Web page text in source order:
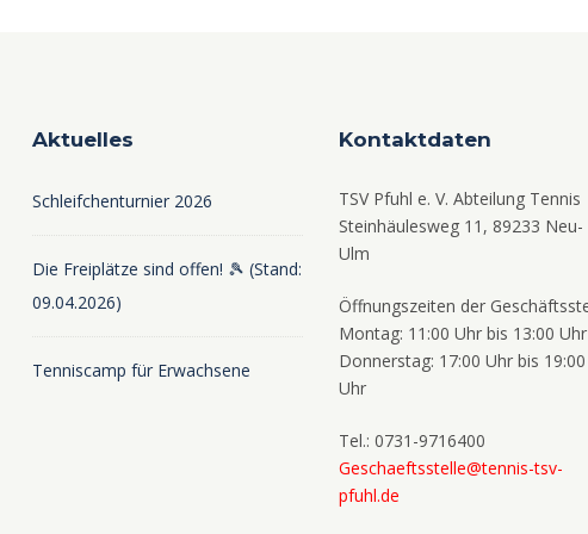
Aktuelles
Schleifchenturnier 2026
Die Freiplätze sind offen! 🎾 (Stand:
09.04.2026)
Tenniscamp für Erwachsene
Kontaktdaten
TSV Pfuhl e. V. Abteilung Tennis
Steinhäulesweg 11, 89233 Neu-
Ulm
Öffnungszeiten der
Montag: 11:00 Uhr bis 13:00 Uhr
Donnerstag: 17:00 Uhr bis 19:00
Uhr
Tel.: 0731-9716400
Geschaeftsstelle@tennis-tsv-
pfuhl.de